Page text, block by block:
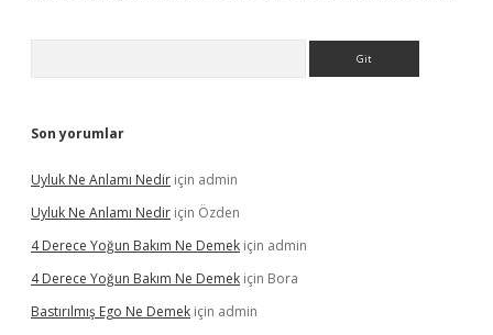
Son yorumlar
Uyluk Ne Anlamı Nedir için admin
Uyluk Ne Anlamı Nedir için Özden
4 Derece Yoğun Bakım Ne Demek için admin
4 Derece Yoğun Bakım Ne Demek için Bora
Bastırılmış Ego Ne Demek için admin